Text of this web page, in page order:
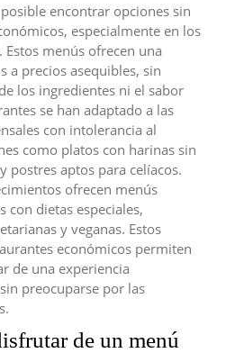
encontrar opciones sin
especialmente en los
menús ofrecen una
a precios asequibles, sin
los ingredientes ni el sabor
se han adaptado a las
con intolerancia al
como platos con harinas sin
postres aptos para celíacos.
ofrecen menús
con dietas especiales,
y veganas. Estos
económicos permiten
de una experiencia
preocuparse por las
de un menú